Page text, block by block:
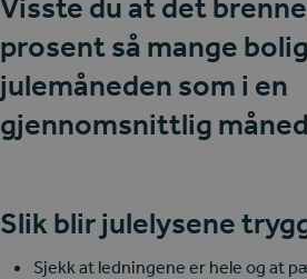
prosent så mange
julemåneden som i en
gjennomsnittlig
Slik blir julelysene
Sjekk at ledningene er hele og at